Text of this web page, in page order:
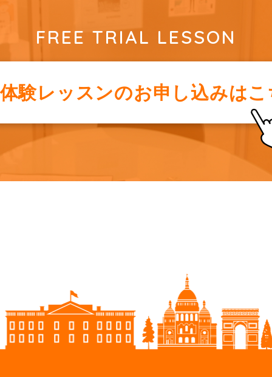
FREE TRIAL LESSON
験レッスンのお申し込みは